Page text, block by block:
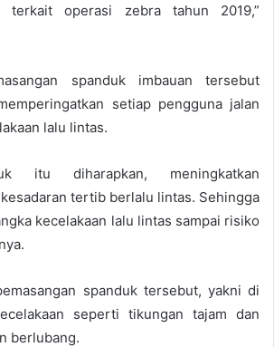
terkait operasi zebra tahun 2019,”
spanduk imbauan tersebut
setiap pengguna jalan
lalu lintas.
itu diharapkan, meningkatkan
tertib berlalu lintas. Sehingga
kecelakaan lalu lintas sampai risiko
spanduk tersebut, yakni di
seperti tikungan tajam dan
berlubang.